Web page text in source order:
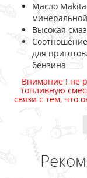
Масло Makita
Высокая
для
бензина
Внимание ! не
топливную
связи с тем, что